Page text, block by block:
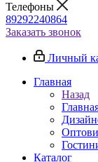
Телефоны
89292240864
Заказать звонок
Личный
Главная
Назад
Каталог